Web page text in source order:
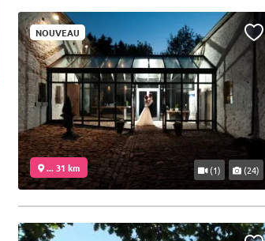
NOUVEAU
... 31 km (1) (24)